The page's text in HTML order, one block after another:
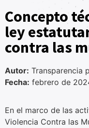
Concepto
ley
contra las
Autor: Transparencia
Fecha: febrero de
En el marco de las
Violencia Contra las